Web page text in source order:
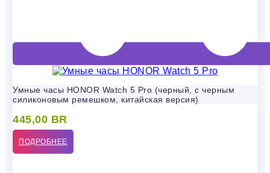
Умные часы HONOR Watch 5 Pro (черный, с черным
силиконовым ремешком, китайская версия)
445,00 BR
ПОДРОБНЕЕ